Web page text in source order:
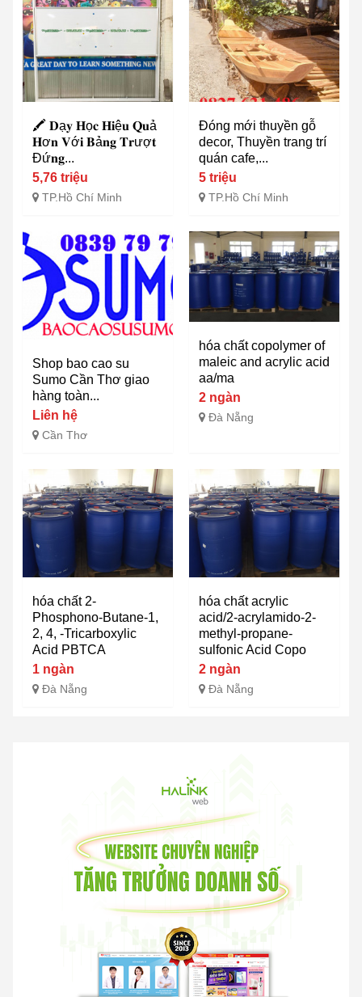
🖍️ 𝐃ạ𝐲 𝐇ọ𝐜 𝐇𝐢ệ𝐮 𝐐𝐮ả
𝐇ơ𝐧 𝐕ớ𝐢 𝐁ả𝐧𝐠 𝐓𝐫ượ𝐭
Đứ𝐧𝐠...
5,76 triệu
TP.Hồ Chí Minh
Đóng mới thuyền gỗ
decor, Thuyền trang trí
quán cafe,...
5 triệu
TP.Hồ Chí Minh
Shop bao cao su
Sumo Cần Thơ giao
hàng toàn...
Liên hệ
Cần Thơ
hóa chất copolymer of
maleic and acrylic acid
aa/ma
2 ngàn
Đà Nẵng
hóa chất 2-
Phosphono-Butane-1,
2, 4, -Tricarboxylic
Acid PBTCA
1 ngàn
Đà Nẵng
hóa chất acrylic
acid/2-acrylamido-2-
methyl-propane-
sulfonic Acid Copo
2 ngàn
Đà Nẵng